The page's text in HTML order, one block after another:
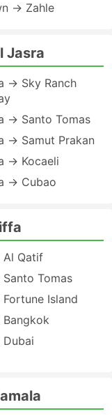
→ Zahle
Jasra
→ Sky Ranch
→ Santo Tomas
→ Samut Prakan
→ Kocaeli
→ Cubao
Qatif
Tomas
Island